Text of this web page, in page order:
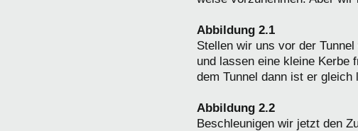
Abbildung 2.1
Stellen wir uns vor der
und lassen eine kleine Kerbe
dem Tunnel dann ist er gleich
Abbildung 2.2
Beschleunigen wir jetzt den